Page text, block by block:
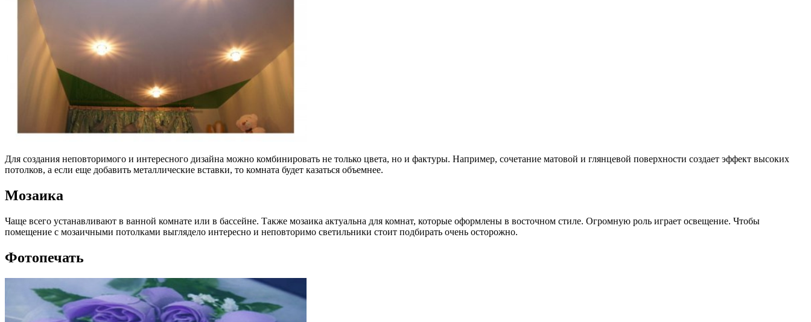
Для создания неповторимого и интересного дизайна можно комбинировать не только цвета, но и фактуры. Например, сочетание матовой и глянцевой поверхности создает эффект высоких
потолков, а если еще добавить металлические вставки, то комната будет казаться объемнее.
Мозаика
Чаще всего устанавливают в ванной комнате или в бассейне. Также мозаика актуальна для комнат, которые оформлены в восточном стиле. Огромную роль играет освещение. Чтобы
помещение с мозаичными потолками выглядело интересно и неповторимо светильники стоит подбирать очень осторожно.
Фотопечать